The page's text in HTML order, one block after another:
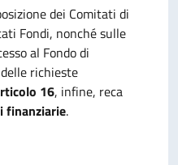
dei Comitati di
Fondi, nonché sulle
al Fondo di
richieste
16, infine, reca
finanziarie.